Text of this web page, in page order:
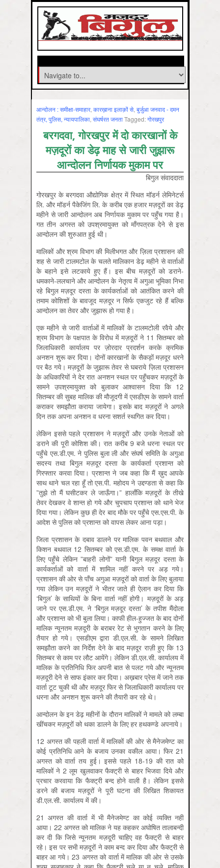
आन्‍दोलन : समीक्षा-समाहार, कारख़ाना इलाक़ों से, बुर्जुआ जनवाद - दमन
तंत्र, पुलिस, न्‍यायपालिका, संघर्षरत जनताTagged:गोरखपुर
बरगदवा, गोरखपुर में दो कारखानों के
मज़दूरों का डेढ़ माह से जारी जुझारू
आन्दोलन निर्णायक मुकाम पर
बिगुल संवाददाता
गोरखपुर के बरगदवा औद्योगिक क्षेत्र में स्थित मॉडर्न लेमिनेटर्स
लि. और मॉडर्न पैकेजिंग लि. के करीब एक हजार मज़दूरों का डेढ़
महीने से जारी आन्दोलन अब निर्णायक मुकाम पर पहुँच गया है।
गत तीन अगस्त को उपश्रमायुक्त को माँगपत्रक देने से इस
आन्दोलन की शुरुआत हुई थी।
मालिकों और श्रम विभाग की मिलीभगत और ज़िला प्रशासन की
शह से जारी टालमटोल के चलते मालिकान डेढ़ महीने से वार्ताओं
के बहाने इसे लटकाये हुए हैं। इस बीच मज़दूरों को डराने-
धमकाने-ललचाने और आन्दोलन के नेतृत्व में अगुआ भूमिका निभा
रहे बिगुल मज़दूर दस्ता के कार्यकर्ताओं को आतंकित करने की
तमाम कोशिशों के बावजूद मज़दूर न सिर्फ एकजुट रहे हैं बल्कि
आन्दोलन का तेवर और जुझारू हो गया है।
एक महीने से जारी वार्ताओं में मालिकों के टालमटोली रवैये और
श्रम विभाग के पक्षपात के विरोध में मज़दूरों ने 11 सितम्बर को
जिलाधिकारी कार्यालय पर ज़ोरदार प्रदर्शन करके क्रमिक
अनशन शुरू कर दिया। दोनों कारखानों के सैकड़ों मज़दूर धरने
पर बैठ गये। मज़दूरों के जुझारू तेवर से घबराये ज़िला प्रशासन
के अधिकारियों ने देर रात अनशन स्थल पर पहुँचकर मज़दूरों के
सामने उपश्रमायुक्त को बुलाकर आश्वासन दिया कि 12
सितम्बर की सुबह मालिक की मौजूदगी में एसडीएम के सामने वार्ता
कराकर समझौता कराया जायेगा। इसके बाद मज़दूरों ने अगले
दिन तक अपना अनशन व धरना सशर्त स्थगित कर दिया।
लेकिन इससे पहले प्रशासन ने मज़दूरों और उनके नेताओं को
डराने की पूरी कोशिश की। रात करीब 9 बजे धरना स्थल पर
पहुँचे एस.डी.एम. ने पुलिस बुला ली और संघर्ष समिति के अगुआ
सदस्य तथा बिगुल मज़दूर दस्ता के कार्यकर्ता प्रशान्त को
गिरफ्तार करवा दिया। प्रशान्त ने जब कहा कि मैं ख़ुद आपके
साथ थाने चल रहा हूँ तो एस.पी. महोदय ने उद्दण्डता से कहा कि
”तुझे तो मैं घसीटकर ले जाऊँगा।” हालाँकि मज़दूरों के तीखे
तेवर देखकर वे शान्त हो गये और चुपचाप प्रशान्त को थाने भेज
दिया गया। लेकिन कुछ ही देर बाद मौके पर पहुँचे एस.एस.पी. के
आदेश से पुलिस को प्रशान्त को वापस लेकर आना पड़ा।
जिला प्रशासन के दबाव डालने पर मालिक पवन बथवाल और
किशन बथवाल 12 सितम्बर को एस.डी.एम. के समक्ष वार्ता के
लिए पहुँचे लेकिन ”बाहरी लोगों” यानी बिगुल मज़दूर दस्ता के
कार्यकर्ताओं को वार्ता में शामिल नहीं करने पर अड़ गये।
प्रशासन की ओर से पाँच अगुआ मज़दूरों को वार्ता के लिए बुलाया
गया लेकिन उन मज़दूरों ने भीतर जाते ही ऐलान कर दिया कि
‘बिगुल’ के साथियों के बिना वार्ता नहीं होगी। मज़दूरों के अड़
जाने पर एस.डी.एम. ने ‘बिगुल मज़दूर दस्ता’ के तपीश मैंदोला
और प्रशान्त को भी बुला लिया। काफी हील-हुज्जत के बाद दोनों
मालिक न्यूनतम मज़दूरी के बराबर रेट से भुगतान करने के लिए
तैयार हो गये। एसडीएम द्वारा डी.एल.सी. के सामने लिखित
समझौता करने का निर्देश देने के बाद मज़दूर राज़ी हुए कि 13
सितम्बर से काम पर लौट आयेंगे। लेकिन डी.एल.सी. कार्यालय में
मालिक के प्रतिनिधि फिर अपनी बात से पलट गये और न्यूनतम
मज़दूरी देने से साफ इंकार कर दिया। अख़बार प्रेस में जाने तक
वार्ता टूट चुकी थी और मज़दूर फिर से जिलाधिकारी कार्यालय पर
धरना और अनशन शुरू करने की तैयारी कर रहे थे।
आन्दोलन के इन डेढ़ महीनों के दौरान मालिकों ने मामले को लम्बा
खींचकर मज़दूरों को थका डालने के लिए हर हथकण्डे अपनाये।
12 अगस्त की पहली वार्ता में मालिकों की ओर से मैनेजमेण्ट का
कोई प्रतिनिधि आने के बजाय उनका वकील आया। फिर 21
अगस्त को वार्ता तय हुई। इससे पहले 18-19 की रात को
मालिकों ने 2 लूम खुलवाकर फैक्ट्री से बाहर भिजवा दिये और
प्रचार करवाया कि फैक्ट्री बन्द होने वाली है। लेकिन इससे
डरने की बजाय मज़दूरों ने पूरी घटना की लिखित शिकायत
डी.एल.सी. कार्यालय में की।
21 अगस्त की वार्ता में भी मैनेजमेण्ट का कोई व्यक्ति नहीं
आया। 22 अगस्त को मालिक ने यह कहकर अघोषित तालाबन्दी
कर दी कि जिसे न्यूनतम मज़दूरी चाहिए वह फैक्ट्री से बाहर
रहे। इस पर सभी मज़दूरों ने काम बन्द कर दिया और फैक्ट्री से
बाहर आ गये। 23 अगस्त को वार्ता में मालिक की ओर से उसके